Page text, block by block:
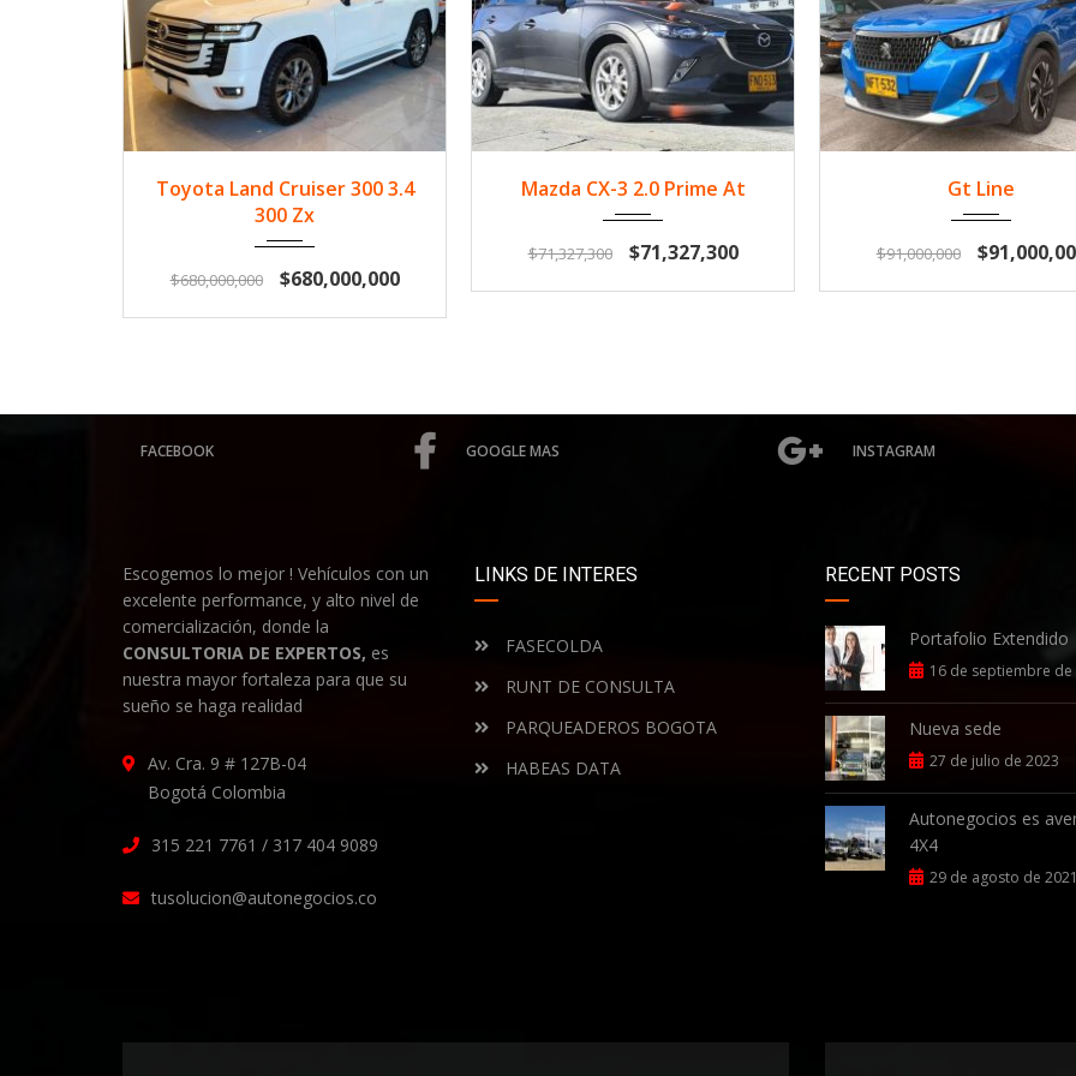
Diese... 33500
Toyota Land Cruiser 300 3.4
300 Zx
$680,000,000 $680,000,000
2019 Gasol... 485555
Mazda CX-3 2.0 Prime At
$71,327,300 $71,327,300
Gasol...
Gt Line
$91,000,000
FACEBOOK GOOGLE MAS INSTAGRAM
Escogemos lo mejor ! Vehículos con un
excelente performance, y alto nivel de
comercialización, donde la
CONSULTORIA DE EXPERTOS, es
nuestra mayor fortaleza para que su
sueño se haga realidad
Av. Cra. 9 # 127B-04
Bogotá Colombia
315 221 7761 / 317 404 9089
tusolucion@autonegocios.co
LINKS DE INTERES
FASECOLDA
RUNT DE CONSULTA
PARQUEADEROS BOGOTA
HABEAS DATA
RECENT POSTS
Portafolio Extendido
16 de septiembre de
Nueva sede
27 de julio de 2023
Autonegocios es
4X4
29 de agosto de 2021